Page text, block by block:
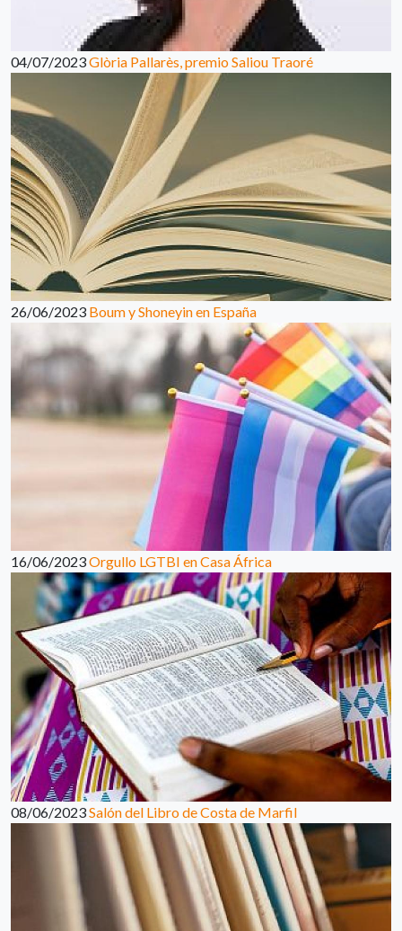
04/07/2023Glòria Pallarès, premio Saliou Traoré
26/06/2023 Boum y Shoneyin en España
16/06/2023Orgullo LGTBI en Casa África
08/06/2023Salón del Libro de Costa de Marfil